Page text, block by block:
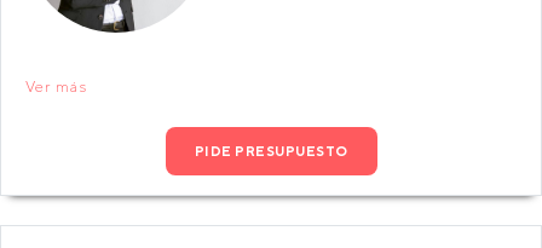
Ver más
PIDE PRESUPUESTO